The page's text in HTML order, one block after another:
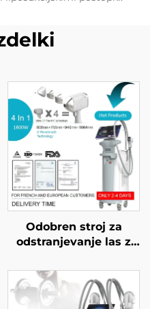
Odobren stroj za
odstranjevanje las z
MDR, MDSAP, 600 W,
1200 W, 1800 W, 3000
W, 4 v 1 z zamenljivimi